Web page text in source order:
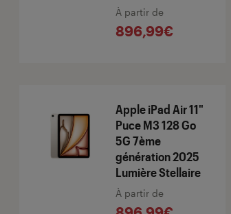
À partir de
896,99€
Apple iPad Air 11"
Puce M3 128 Go
5G 7ème
génération 2025
Lumière Stellaire
À partir de